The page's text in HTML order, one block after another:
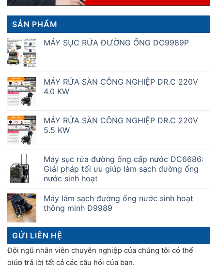
SẢN PHẨM
MÁY SỤC RỬA ĐƯỜNG ỐNG DC9989P
MÁY RỬA SÀN CÔNG NGHIỆP DR.C 220V
4.0 KW
MÁY RỬA SÀN CÔNG NGHIỆP DR.C 220V
5.5 KW
Máy sục rửa đường ống cấp nước DC6686:
Giải pháp tối ưu giúp làm sạch đường ống
nước sinh hoạt
Máy làm sạch đường ống nước sinh hoạt
thông minh D9989
GỬI LIÊN HỆ
Đội ngũ nhân viên chuyên nghiệp của chúng tôi có thể
giúp trả lời tất cả các câu hỏi của bạn.